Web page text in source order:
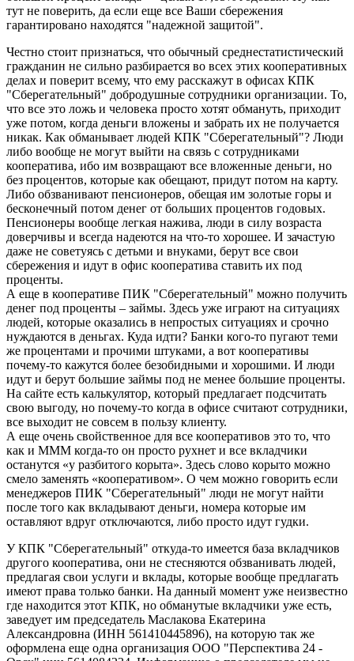
тут не поверить, да если еще все Ваши сбережения
гарантировано находятся "надежной защитой".
Честно стоит признаться, что обычный среднестатистический
гражданин не сильно разбирается во всех этих кооперативных
делах и поверит всему, что ему расскажут в офисах КПК
"Сберегательный" добродушные сотрудники организации. То,
что все это ложь и человека просто хотят обмануть, приходит
уже потом, когда деньги вложены и забрать их не получается
никак. Как обманывает людей КПК "Сберегательный"? Люди
либо вообще не могут выйти на связь с сотрудниками
кооператива, ибо им возвращают все вложенные деньги, но
без процентов, которые как обещают, придут потом на карту.
Либо обзванивают пенсионеров, обещая им золотые горы и
бесконечный потом денег от больших процентов годовых.
Пенсионеры вообще легкая нажива, люди в силу возраста
доверчивы и всегда надеются на что-то хорошее. И зачастую
даже не советуясь с детьми и внуками, берут все свои
сбережения и идут в офис кооператива ставить их под
проценты.
А еще в кооперативе ПИК "Сберегательный" можно получить
денег под проценты – займы. Здесь уже играют на ситуациях
людей, которые оказались в непростых ситуациях и срочно
нуждаются в деньгах. Куда идти? Банки кого-то пугают теми
же процентами и прочими штуками, а вот кооперативы
почему-то кажутся более безобидными и хорошими. И люди
идут и берут большие займы под не менее большие проценты.
На сайте есть калькулятор, который предлагает подсчитать
свою выгоду, но почему-то когда в офисе считают сотрудники,
все выходит не совсем в пользу клиенту.
А еще очень свойственное для все кооперативов это то, что
как и МММ когда-то он просто рухнет и все вкладчики
останутся «у разбитого корыта». Здесь слово корыто можно
смело заменять «кооперативом». О чем можно говорить если
менеджеров ПИК "Сберегательный" люди не могут найти
после того как вкладывают деньги, номера которые им
оставляют вдруг отключаются, либо просто идут гудки.
У КПК "Сберегательный" откуда-то имеется база вкладчиков
другого кооператива, они не стесняются обзванивать людей,
предлагая свои услуги и вклады, которые вообще предлагать
имеют права только банки. На данный момент уже неизвестно
где находится этот КПК, но обманутые вкладчики уже есть,
заведует им председатель Маслакова Екатерина
Александровна (ИНН 561410445896), на которую так же
оформлена еще одна организация ООО "Перспектива 24 -